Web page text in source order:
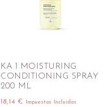
KA 1 MOISTURING
CONDITIONING SPRAY
200 ML
18,14 € Impuestos Incluidos